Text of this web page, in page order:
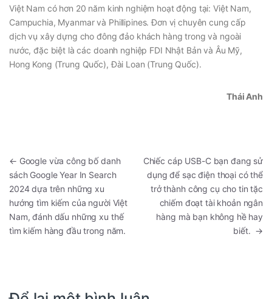
Việt Nam có hơn 20 năm kinh nghiệm hoạt động tại: Việt Nam,
Campuchia, Myanmar và Phillipines. Đơn vị chuyên cung cấp
dịch vụ xây dựng cho đông đảo khách hàng trong và ngoài
nước, đặc biệt là các doanh nghiệp FDI Nhật Bản và Âu Mỹ,
Hong Kong (Trung Quốc), Đài Loan (Trung Quốc).
Thái Anh
← Google vừa công bố danh
sách Google Year In Search
2024 dựa trên những xu
hướng tìm kiếm của người Việt
Nam, đánh dấu những xu thế
tìm kiếm hàng đầu trong năm.
Chiếc cáp USB-C bạn đang sử
dụng để sạc điện thoại có thể
trở thành công cụ cho tin tặc
chiếm đoạt tài khoản ngân
hàng mà bạn không hề hay
biết. →